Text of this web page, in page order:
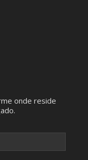
que
onde reside